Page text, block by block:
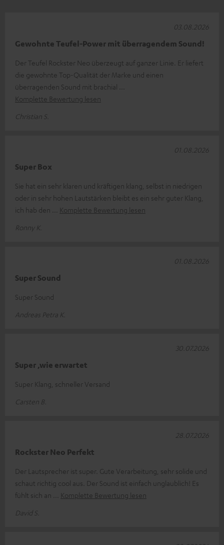
Gewohnte Teufel-Power mit überragendem Sound!
Der Teufel Rockster Neo überzeugt auf ganzer Linie. Er liefert
die gewohnte Top-Qualität der Marke und einen
überragenden Sound mit brachial
Komplette Bewertung lesen
Christian S.
03.08.2026
Super Box
Sie hat ein sehr klaren und kräftigen klang, selbst in niedrigen
oder in sehr hohen Lautstärken bleibt es ein sehr guter Klang,
ich hab den
Komplette Bewertung lesen
Ronny K.
01.08.2026
Super Sound
Super Sound
Andreas Petra K.
01.08.2026
Super ,wie erwartet
Super Klang, schneller Versand
Carsten B.
30.07.2026
Rockster Neo Perfekt
Der Lautsprecher ist super. Gute Verarbeitung, sehr solide und
schaut richtig cool aus. Der Sound ist einfach unglaublich! Es
fühlt sich an
Komplette Bewertung lesen
David S.
28.07.2026